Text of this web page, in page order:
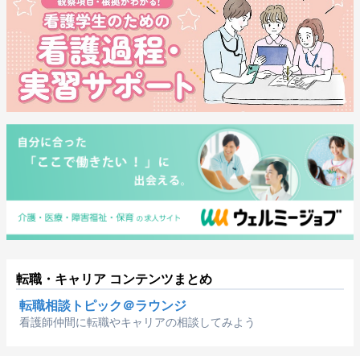
転職・キャリア コンテンツまとめ
転職相談トピック＠ラウンジ
看護師仲間に転職やキャリアの相談してみよう